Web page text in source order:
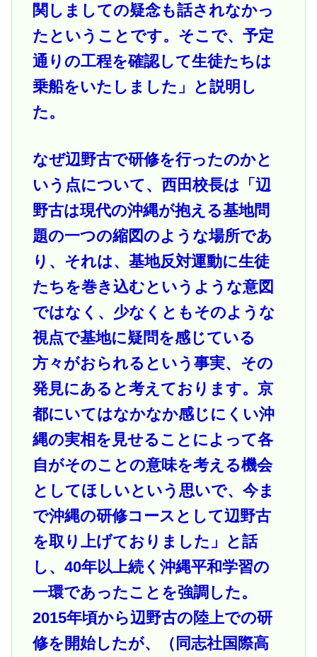
関しましての疑念も話されなかっ
たということです。そこで、予定
通りの工程を確認して生徒たちは
乗船をいたしました」と説明し
た。
なぜ辺野古で研修を行ったのかと
いう点について、西田校長は「辺
野古は現代の沖縄が抱える基地問
題の一つの縮図のような場所であ
り、それは、基地反対運動に生徒
たちを巻き込むというような意図
ではなく、少なくともそのような
視点で基地に疑問を感じている
方々がおられるという事実、その
発見にあると考えております。京
都にいてはなかなか感じにくい沖
縄の実相を見せることによって各
自がそのことの意味を考える機会
としてほしいという思いで、今ま
で沖縄の研修コースとして辺野古
を取り上げておりました」と話
し、40年以上続く沖縄平和学習の
一環であったことを強調した。
2015年頃から辺野古の陸上での研
修を開始したが、（同志社国際高